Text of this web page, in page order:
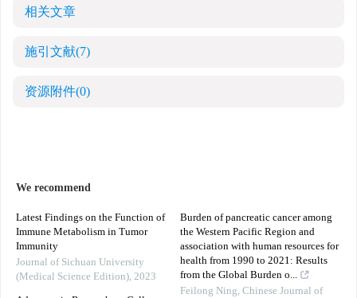
相关文章
施引文献(7)
资源附件(0)
We recommend
Latest Findings on the Function of
Immune Metabolism in Tumor
Immunity
Journal of Sichuan University
(Medical Science Edition), 2023
Burden of pancreatic cancer among
the Western Pacific Region and
association with human resources for
health from 1990 to 2021: Results
from the Global Burden o...
Feilong Ning, Chinese Journal of